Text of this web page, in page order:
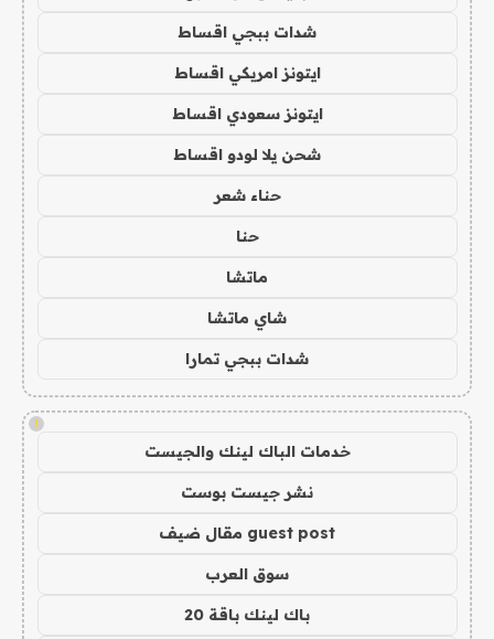
شدات ببجي اقساط
ايتونز امريكي اقساط
ايتونز سعودي اقساط
شحن يلا لودو اقساط
حناء شعر
حنا
ماتشا
شاي ماتشا
شدات ببجي تمارا
!
خدمات الباك لينك والجيست
نشر جيست بوست
guest post مقال ضيف
سوق العرب
باك لينك باقة 20